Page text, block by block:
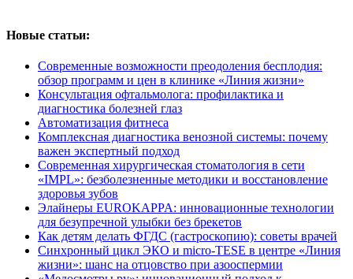
Новые статьи:
Современные возможности преодоления бесплодия:
обзор программ и цен в клинике «Линия жизни»
Консультация офтальмолога: профилактика и
диагностика болезней глаз
Автоматизация фитнеса
Комплексная диагностика венозной системы: почему
важен экспертный подход
Современная хирургическая стоматология в сети
«IMPL»: безболезненные методики и восстановление
здоровья зубов
Элайнеры EUROKAPPA: инновационные технологии
для безупречной улыбки без брекетов
Как детям делать ФГДС (гастроскопию): советы врачей
Синхронный цикл ЭКО и micro-TESE в центре «Линия
жизни»: шанс на отцовство при азооспермии